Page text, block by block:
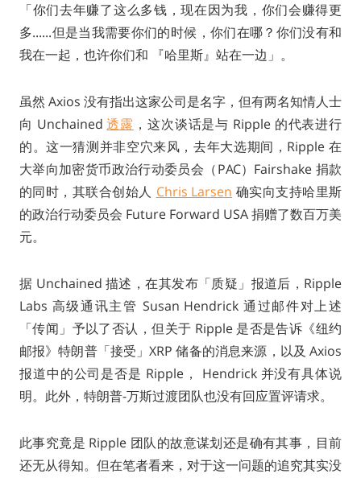
「你们去年赚了这么多钱，现在因为我，你们会赚得更
多......但是当我需要你们的时候，你们在哪？你们没有和
我在一起，也许你们和 『哈里斯』站在一边」。
虽然 Axios 没有指出这家公司是名字，但有两名知情人士
向 Unchained透露 ，这次谈话是与 Ripple 的代表进行
的。这一猜测并非空穴来风，去年大选期间，Ripple 在
大举向加密货币政治行动委员会（PAC）Fairshake 捐款
的同时，其联合创始人 Chris Larsen 确实向支持哈里斯
的政治行动委员会 Future Forward USA 捐赠了数百万美
元。
据 Unchained 描述，在其发布「质疑」报道后，Ripple
Labs 高级通讯主管 Susan Hendrick 通过邮件对上述
「传闻」予以了否认，但关于 Ripple 是否是告诉《纽约
邮报》特朗普「接受」XRP 储备的消息来源，以及 Axios
报道中的公司是否是 Ripple， Hendrick 并没有具体说
明。此外，特朗普-万斯过渡团队也没有回应置评请求。
此事究竟是 Ripple 团队的故意谋划还是确有其事，目前
还无从得知。但在笔者看来，对于这一问题的追究其实没